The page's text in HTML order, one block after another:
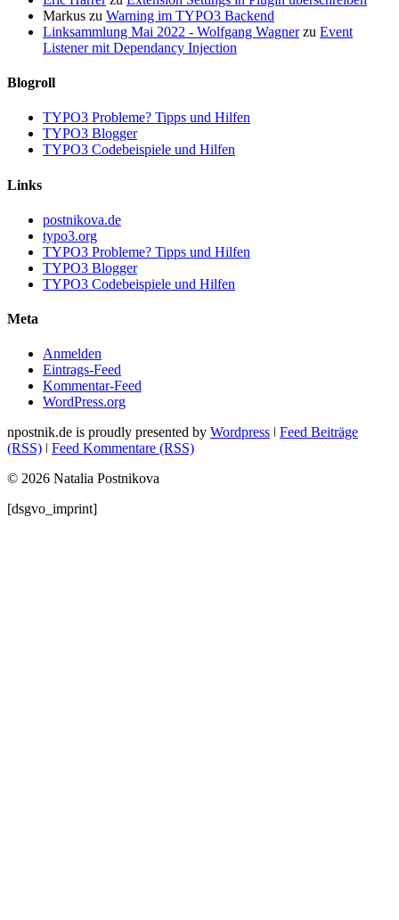
Markus zu Warning im TYPO3 Backend
Linksammlung Mai 2022 - Wolfgang Wagnerzu Event
Listener mit Dependancy Injection
Blogroll
TYPO3 Probleme? Tipps und Hilfen
TYPO3 Blogger
TYPO3 Codebeispiele und Hilfen
Links
postnikova.de
typo3.org
TYPO3 Probleme? Tipps und Hilfen
TYPO3 Blogger
TYPO3 Codebeispiele und Hilfen
Meta
Anmelden
Eintrags-Feed
Kommentar-Feed
WordPress.org
npostnik.de is proudly presented by Wordpress
Feed Beiträge
(RSS)
Feed Kommentare (RSS)
© 2026 Natalia Postnikova
[dsgvo_imprint]